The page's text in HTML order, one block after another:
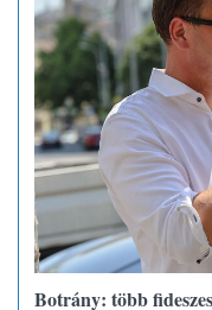
Botrány: több